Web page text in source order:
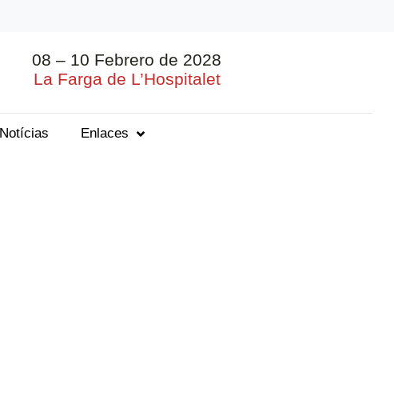
08 – 10 Febrero de 2028
La Farga de L’Hospitalet
Notícias Enlaces